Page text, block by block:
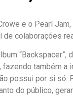
e o Pearl
colaborações
fazendo também
possui por si
do público,